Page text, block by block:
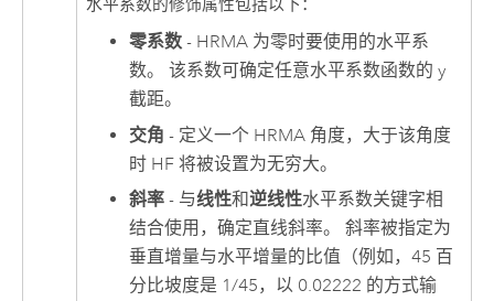
水平系数的修饰属性包括以下：
零系数 - HRMA 为零时要使用的水平系
数。 该系数可确定任意水平系数函数的 y
截距。
交角 - 定义一个 HRMA 角度，大于该角度
时 HF 将被设置为无穷大。
斜率 - 与线性和逆线性水平系数关键字相
结合使用，确定直线斜率。 斜率被指定为
垂直增量与水平增量的比值（例如，45 百
分比坡度是 1/45，以 0.02222 的方式输